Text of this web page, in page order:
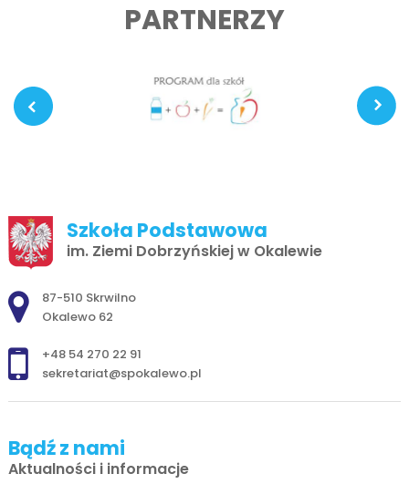
PARTNERZY
Szkoła Podstawowa
im. Ziemi Dobrzyńskiej w Okalewie
Adres pocztowy:
87-510 Skrwilno
Okalewo 62
+48 54 270 22 91
sekretariat@spokalewo.pl
Bądź z nami
Aktualności i informacje